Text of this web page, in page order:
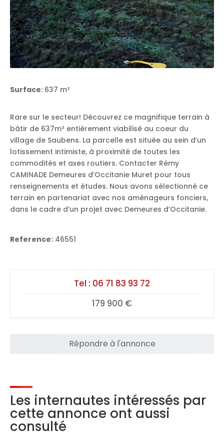
Surface: 637 m²
Rare sur le secteur! Découvrez ce magnifique terrain à
bâtir de 637m² entièrement viabilisé au coeur du
village de Saubens. La parcelle est située au sein d’un
lotissement intimiste, à proximité de toutes les
commodités et axes routiers. Contacter Rémy
CAMINADE Demeures d’Occitanie Muret pour tous
renseignements et études. Nous avons sélectionné ce
terrain en partenariat avec nos aménageurs fonciers,
dans le cadre d’un projet avec Demeures d’Occitanie.
Reference: 46551
Tel : 06 71 83 93 72
179 900 €
Répondre à l'annonce
Les internautes intéressés par
cette annonce ont aussi
consulté